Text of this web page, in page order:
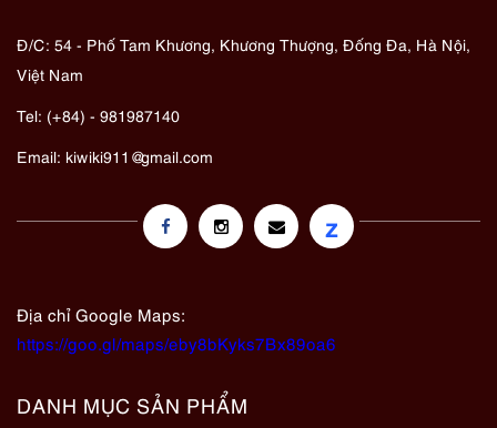
Đ/C: 54 - Phố Tam Khương, Khương Thượng, Đống Đa, Hà Nội,
Việt Nam
Tel: (+84) - 981987140
Email: kiwiki911@gmail.com
z
Địa chỉ Google Maps:
https://goo.gl/maps/eby8bKyks7Bx89oa6
DANH MỤC SẢN PHẨM